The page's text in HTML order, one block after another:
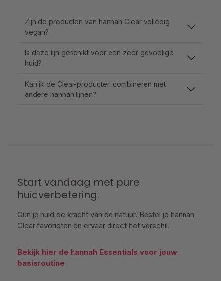
Zijn de producten van hannah Clear volledig
vegan?
Is deze lijn geschikt voor een zeer gevoelige
huid?
Kan ik de Clear-producten combineren met
andere hannah lijnen?
Start vandaag met pure
huidverbetering.
Gun je huid de kracht van de natuur. Bestel je hannah
Clear favorieten en ervaar direct het verschil.
Bekijk hier de hannah Essentials voor jouw
basisroutine